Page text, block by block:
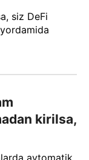
siz DeFi
yordamida
kirilsa,
avtomatik